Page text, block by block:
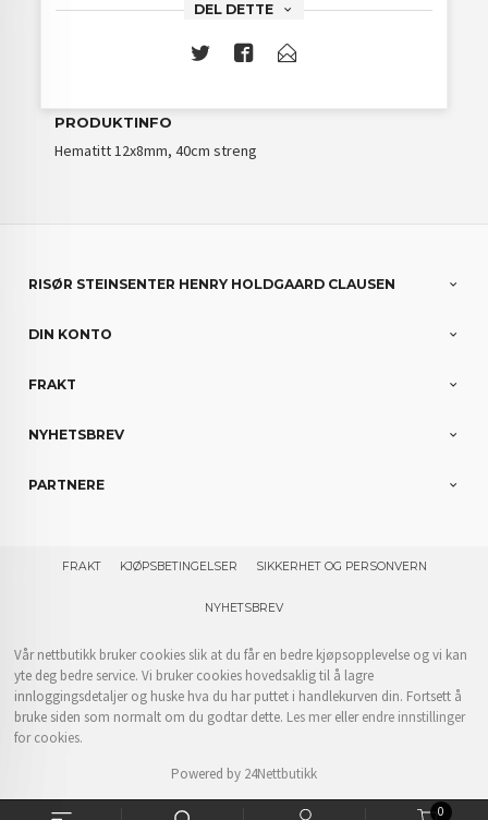
0
DEL DETTE
PRODUKTINFO
Hematitt 12x8mm, 40cm streng
RISØR STEINSENTER HENRY HOLDGAARD CLAUSEN
DIN KONTO
FRAKT
NYHETSBREV
PARTNERE
FRAKT KJØPSBETINGELSER SIKKERHET OG PERSONVERN
NYHETSBREV
Vår nettbutikk bruker cookies slik at du får en bedre kjøpsopplevelse og vi kan
yte deg bedre service. Vi bruker cookies hovedsaklig til å lagre
innloggingsdetaljer og huske hva du har puttet i handlekurven din. Fortsett å
bruke siden som normalt om du godtar dette. Les merellerendre innstillinger
for cookies.
Powered by 24Nettbutikk